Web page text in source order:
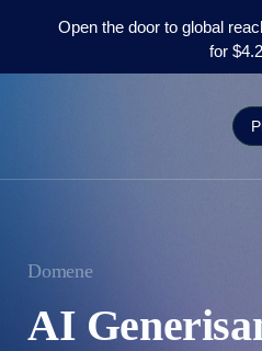
Open the door to global
for
Domene
AI